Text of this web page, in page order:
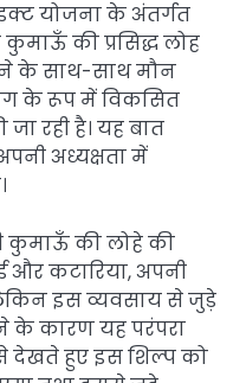
योजना के अंतर्गत
की प्रसिद्ध लोह
के साथ-साथ मौन
के रूप में विकसित
रही है। यह बात
अध्यक्षता में
कुमाऊँ की लोहे की
कटारिया, अपनी
इस व्यवसाय से जुड़े
के कारण यह परंपरा
देखते हुए इस शिल्प को